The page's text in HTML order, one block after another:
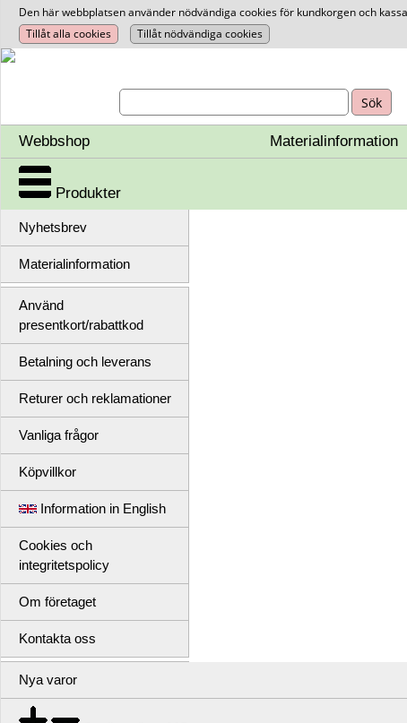
Den här webbplatsen använder nödvändiga cookies för kundkorgen och
Webbshop Materialinformation
Produkter
Nyhetsbrev
Materialinformation
Använd
presentkort/rabattkod
Betalning och leverans
Returer och reklamationer
Vanliga frågor
Köpvillkor
Information in English
Cookies och
integritetspolicy
Om företaget
Kontakta oss
Nya varor